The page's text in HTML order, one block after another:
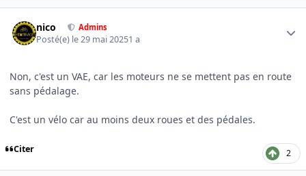
nico Admins
Posté(e) le 29 mai 20251 a
Non, c'est un VAE, car les moteurs ne se mettent pas en route
sans pédalage.
C'est un vélo car au moins deux roues et des pédales.
Citer 2